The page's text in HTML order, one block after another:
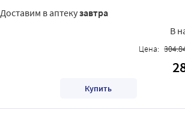
Доставим в аптекузавтра
В
Цена:
Купить